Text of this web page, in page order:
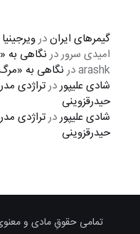
گیمرهای ایراندر
امیدی سروردر نگاهی به
arashkدر نگاهی به
شادی علیپوردرتراژدی
حیدرقزوینی
شادی علیپوردرتراژدی
حیدرقزوینی
تمامی حقوقِ مادی و